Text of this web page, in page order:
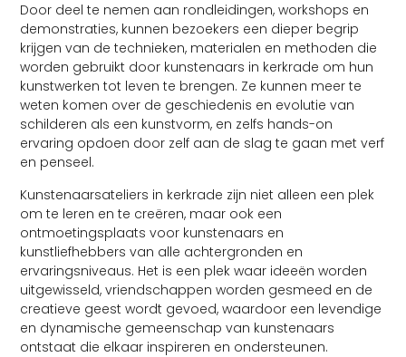
Door deel te nemen aan rondleidingen, workshops en
demonstraties, kunnen bezoekers een dieper begrip
krijgen van de technieken, materialen en methoden die
worden gebruikt door kunstenaars in kerkrade om hun
kunstwerken tot leven te brengen. Ze kunnen meer te
weten komen over de geschiedenis en evolutie van
schilderen als een kunstvorm, en zelfs hands-on
ervaring opdoen door zelf aan de slag te gaan met verf
en penseel.
Kunstenaarsateliers in kerkrade zijn niet alleen een plek
om te leren en te creëren, maar ook een
ontmoetingsplaats voor kunstenaars en
kunstliefhebbers van alle achtergronden en
ervaringsniveaus. Het is een plek waar ideeën worden
uitgewisseld, vriendschappen worden gesmeed en de
creatieve geest wordt gevoed, waardoor een levendige
en dynamische gemeenschap van kunstenaars
ontstaat die elkaar inspireren en ondersteunen.